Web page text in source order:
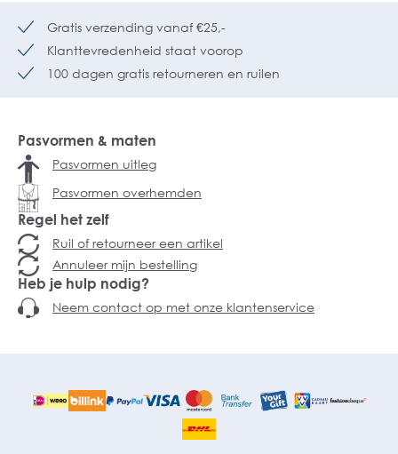
Gratis verzending vanaf €25,-
Klanttevredenheid staat voorop
100 dagen gratis retourneren en ruilen
Pasvormen & maten
Pasvormen uitleg
Pasvormen overhemden
Regel het zelf
Ruil of retourneer een artikel
Annuleer mijn bestelling
Heb je hulp nodig?
Neem contact op met onze klantenservice